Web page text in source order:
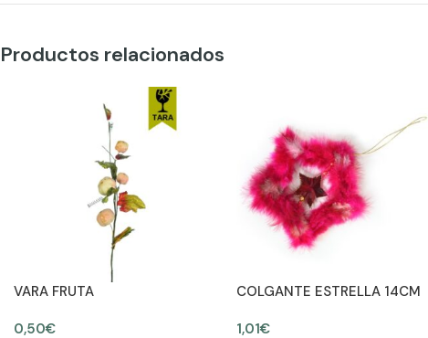
Productos relacionados
VARA FRUTA
0,50€
COLGANTE ESTRELLA 14CM
1,01€